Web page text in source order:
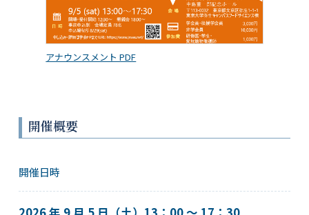
開催概要
開催日時
アナウンスメント PDF